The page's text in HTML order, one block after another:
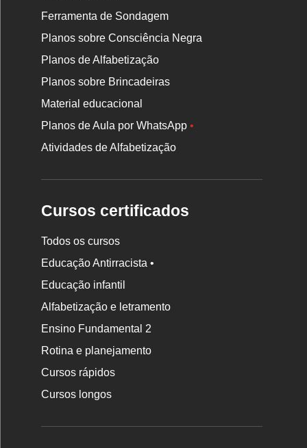
Ferramenta de Sondagem
Planos sobre Consciência Negra
Planos de Alfabetização
Planos sobre Brincadeiras
Material educacional
Planos de Aula por WhatsApp•
Atividades de Alfabetização
Cursos certificados
Todos os cursos
Educação Antirracista •
Educação infantil
Alfabetização e letramento
Ensino Fundamental 2
Rotina e planejamento
Cursos rápidos
Cursos longos